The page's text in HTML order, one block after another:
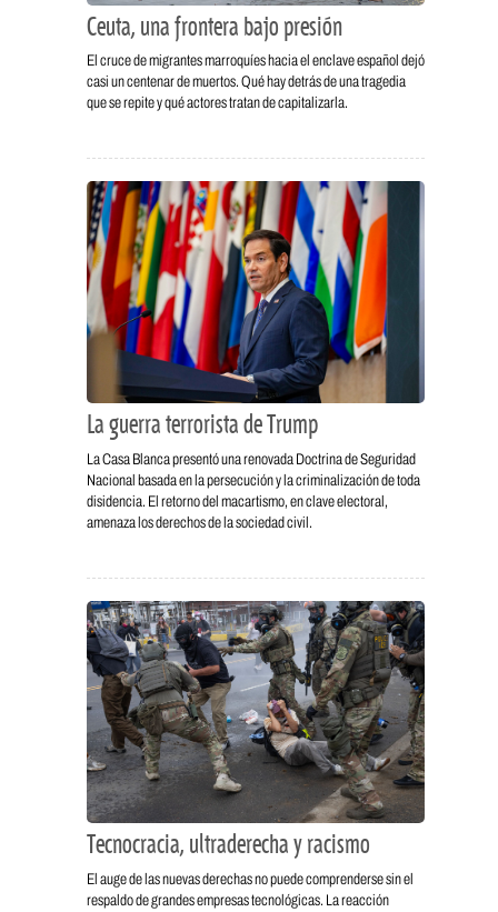
Ceuta, una frontera bajo presión
El cruce de migrantes marroquíes hacia el enclave español dejó
casi un centenar de muertos. Qué hay detrás de una tragedia
que se repite y qué actores tratan de capitalizarla.
La guerra terrorista de Trump
La Casa Blanca presentó una renovada Doctrina de Seguridad
Nacional basada en la persecución y la criminalización de toda
disidencia. El retorno del macartismo, en clave electoral,
amenaza los derechos de la sociedad civil.
Tecnocracia, ultraderecha y racismo
El auge de las nuevas derechas no puede comprenderse sin el
respaldo de grandes empresas tecnológicas. La reacción